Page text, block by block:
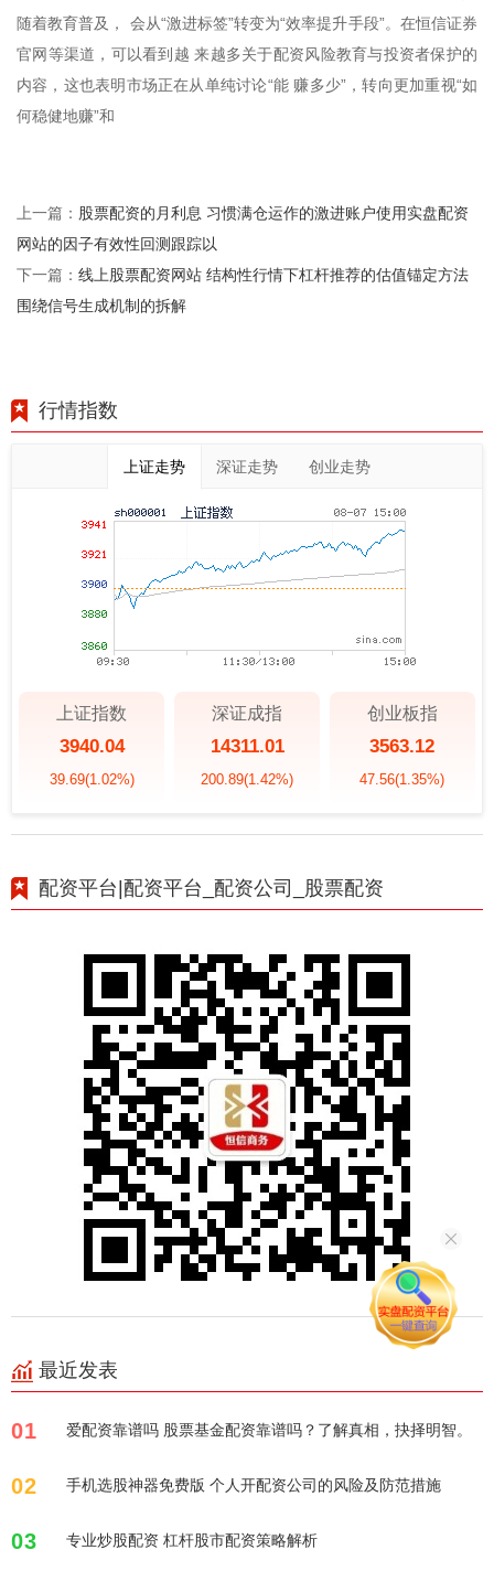
随着教育普及， 会从“激进标签”转变为“效率提升手段”。在恒信证券
官网等渠道，可以看到越 来越多关于配资风险教育与投资者保护的
内容，这也表明市场正在从单纯讨论“能 赚多少”，转向更加重视“如
何稳健地赚”和
上一篇： 股票配资的月利息 习惯满仓运作的激进账户使用实盘配资
网站的因子有效性回测跟踪以
下一篇： 线上股票配资网站 结构性行情下杠杆推荐的估值锚定方法
围绕信号生成机制的拆解
行情指数
上证走势 深证走势 创业走势
上证指数
3940.04
39.69(1.02%)
深证成指
14311.01
200.89(1.42%)
创业板指
3563.12
47.56(1.35%)
配资平台|配资平台_配资公司_股票配资
最近发表
01 爱配资靠谱吗 股票基金配资靠谱吗？了解真相，抉择明智。
02 手机选股神器免费版 个人开配资公司的风险及防范措施
03 专业炒股配资 杠杆股市配资策略解析